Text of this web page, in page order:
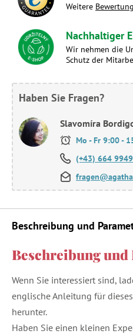
Weitere
Nachhaltiger
Wir nehmen die
Schutz der
Haben Sie Fragen?
Slavomíra
Mo - Fr 9:00 -
(+43) 664
Beschreibung und
Beschreibung und
Wenn Sie interessiert sind,
englische Anleitung für
herunter.
Haben Sie einen kleinen